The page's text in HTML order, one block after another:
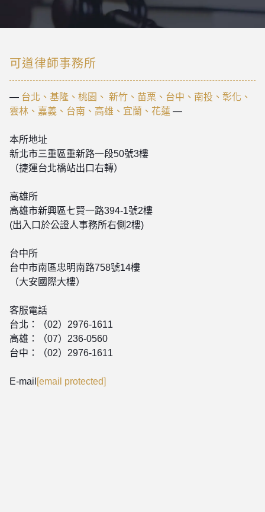
可道律師事務所
— 台北、基隆、桃園、 新竹、苗栗、台中、南投、彰化、
雲林、嘉義、台南、高雄、宜蘭、花蓮 —
本所地址
新北市三重區重新路一段50號3樓
（捷運台北橋站出口右轉）
高雄所
高雄市新興區七賢一路394-1號2樓
(出入口於公證人事務所右側2樓)
台中所
台中市南區忠明南路758號14樓
（大安國際大樓）
客服電話
台北：（02）2976-1611
高雄：（07）236-0560
台中：（02）2976-1611
E-mail [email protected]